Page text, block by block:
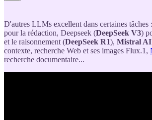
D'autres LLMs excellent dans certaines tâches :
pour la rédaction, Deepseek (DeepSeek V3)
et le raisonnement (DeepSeek R1), Mistral AI
contexte, recherche Web et ses images Flux.1,
recherche documentaire...